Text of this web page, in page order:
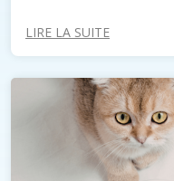
LIRE LA SUITE